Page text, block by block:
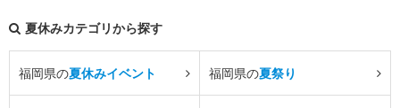
夏休みカテゴリから探す
福岡県の夏休みイベント 福岡県の夏祭り